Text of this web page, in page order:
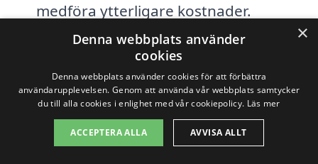
medföra ytterligare kostnader.
Förutom dessa faktorer kan även
geografiska skillnader och
entreprenörens erfarenhet ha en
inverkan. Att jämföra olika offerter från
×
Denna webbplats använder
cookies
Denna webbplats använder cookies för att förbättra
användarupplevelsen. Genom att använda vår webbplats samtycker
du till alla cookies i enlighet med vår cookiepolicy. Läs mer
ACCEPTERA ALLA AVVISA ALLT